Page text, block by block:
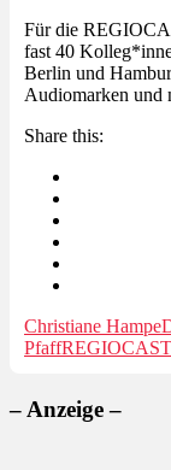
Für die
fast 40
Berlin und
Audiomarken und
Share this:
Christiane Hampe
PfaffREGIOCAST
– Anzeige –